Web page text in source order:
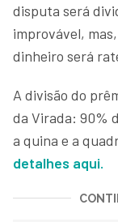
disputa será
improvável,
dinheiro será
A divisão do
da Virada: 90%
a quina e a
detalhes aqui.